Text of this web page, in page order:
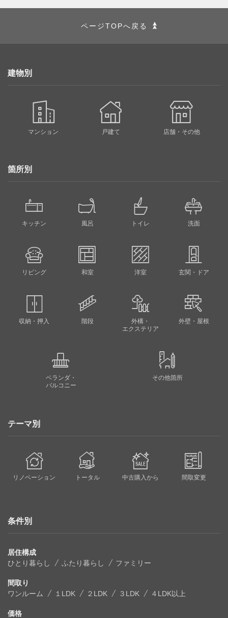
ページTOPへ戻る
建物別
マンション 戸建て 店舗・その他
箇所別
キッチン 風呂 トイレ 洗面
リビング 和室 洋室 玄関・ドア
収納・押入 階段
外構・
エクステリア
外壁・屋根
ベランダ・
バルコニー
その他箇所
テーマ別
リノベーション トータル 中古購入から 間取変更
条件別
居住構成
ひとり暮らし
ふたり暮らし ファミリー
間取り
ワンルーム
１LDK ２LDK ３LDK ４LDK以上
価格